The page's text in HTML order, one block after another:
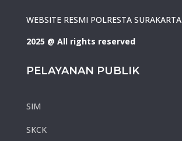
WEBSITE RESMI POLRESTA SURAKARTA
2025 @ All rights reserved
PELAYANAN PUBLIK
SIM
SKCK